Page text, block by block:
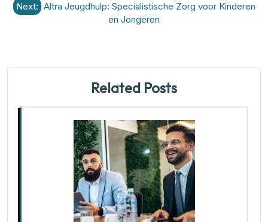
Next: Altra Jeugdhulp: Specialistische Zorg voor Kinderen
en Jongeren
Related Posts